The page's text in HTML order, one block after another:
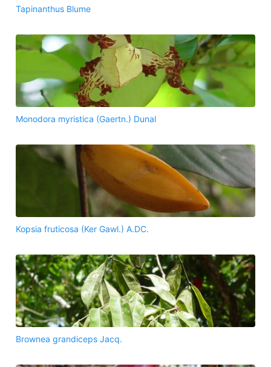
Tapinanthus Blume
Monodora myristica (Gaertn.) Dunal
Kopsia fruticosa (Ker Gawl.) A.DC.
Brownea grandiceps Jacq.